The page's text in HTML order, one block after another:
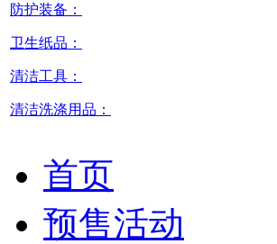
防护装备：
卫生纸品：
清洁工具：
清洁洗涤用品：
首页
预售活动